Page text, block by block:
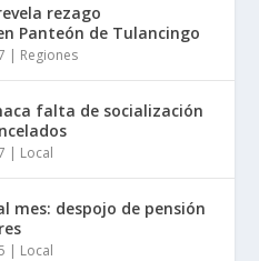
rezago
Panteón de Tulancingo
| Regiones
falta de socialización
| Local
mes: despojo de pensión
| Local